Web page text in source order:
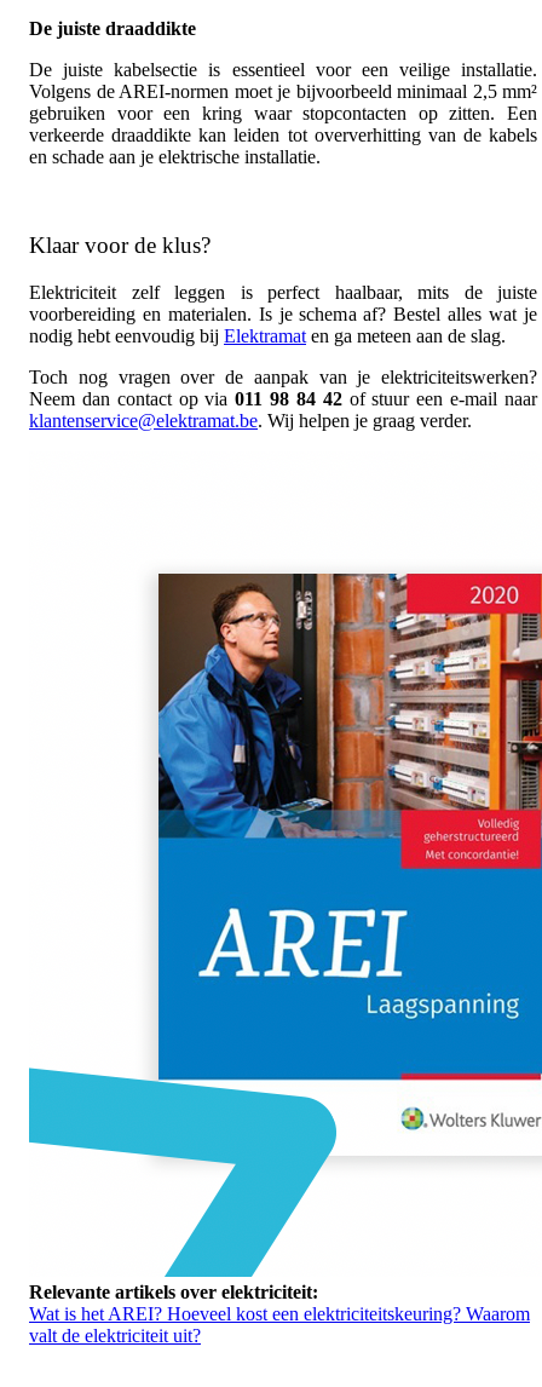
De juiste draaddikte
De juiste kabelsectie is essentieel voor een veilige installatie.
Volgens de AREI-normen moet je bijvoorbeeld minimaal 2,5 mm²
gebruiken voor een kring waar stopcontacten op zitten. Een
verkeerde draaddikte kan leiden tot oververhitting van de kabels
en schade aan je elektrische installatie.
Klaar voor de klus?
Elektriciteit zelf leggen is perfect haalbaar, mits de juiste
voorbereiding en materialen. Is je schema af? Bestel alles wat je
nodig hebt eenvoudig bij Elektramat en ga meteen aan de slag.
Toch nog vragen over de aanpak van je elektriciteitswerken?
Neem dan contact op via011 98 84 42of stuur een e-mail naar
klantenservice@elektramat.be. Wij helpen je graag verder.
Relevante artikels over elektriciteit:
Wat is het AREI? Hoeveel kost een elektriciteitskeuring? Waarom
valt de elektriciteit uit?